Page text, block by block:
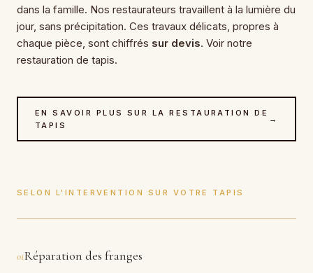
dans la famille. Nos restaurateurs travaillent à la lumière du
jour, sans précipitation. Ces travaux délicats, propres à
chaque pièce, sont chiffrés sur devis. Voir notre
restauration de tapis.
EN SAVOIR PLUS SUR LA RESTAURATION DE
TAPIS
→
SELON L'INTERVENTION SUR VOTRE TAPIS
01Réparation des franges